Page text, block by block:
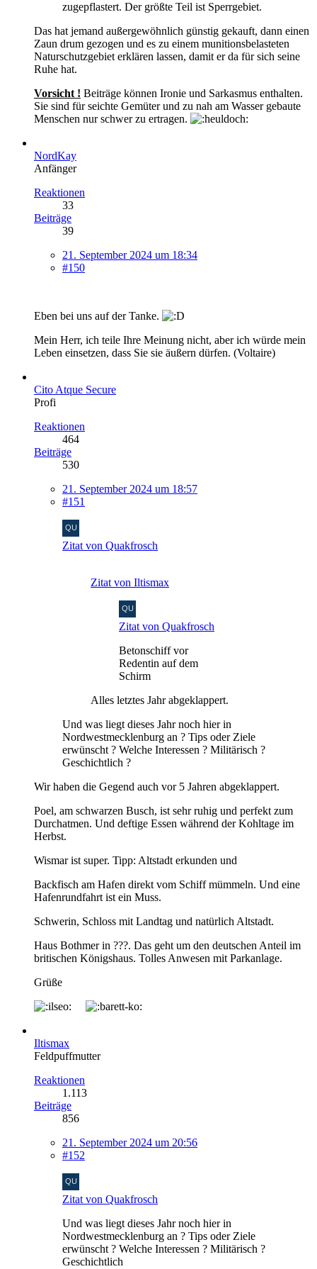
zugepflastert. Der größte Teil ist Sperrgebiet.
Das hat jemand außergewöhnlich günstig gekauft, dann einen
Zaun drum gezogen und es zu einem munitionsbelasteten
Naturschutzgebiet erklären lassen, damit er da für sich seine
Ruhe hat.
Vorsicht ! Beiträge können Ironie und Sarkasmus enthalten.
Sie sind für seichte Gemüter und zu nah am Wasser gebaute
Menschen nur schwer zu ertragen.
NordKay
Anfänger
Reaktionen
33
Beiträge
39
21. September 2024 um 18:34
#150
Eben bei uns auf der Tanke.
Mein Herr, ich teile Ihre Meinung nicht, aber ich würde mein
Leben einsetzen, dass Sie sie äußern dürfen. (Voltaire)
Cito Atque Secure
Profi
Reaktionen
464
Beiträge
530
21. September 2024 um 18:57
#151
Zitat von Quakfrosch
Zitat von Iltismax
Zitat von Quakfrosch
Betonschiff vor
Redentin auf dem
Schirm
Alles letztes Jahr abgeklappert.
Und was liegt dieses Jahr noch hier in
Nordwestmecklenburg an ? Tips oder Ziele
erwünscht ? Welche Interessen ? Militärisch ?
Geschichtlich ?
Wir haben die Gegend auch vor 5 Jahren abgeklappert.
Poel, am schwarzen Busch, ist sehr ruhig und perfekt zum
Durchatmen. Und deftige Essen während der Kohltage im
Herbst.
Wismar ist super. Tipp: Altstadt erkunden und
Backfisch am Hafen direkt vom Schiff mümmeln. Und eine
Hafenrundfahrt ist ein Muss.
Schwerin, Schloss mit Landtag und natürlich Altstadt.
Haus Bothmer in ???. Das geht um den deutschen Anteil im
britischen Königshaus. Tolles Anwesen mit Parkanlage.
Grüße
Iltismax
Feldpuffmutter
Reaktionen
1.113
Beiträge
856
21. September 2024 um 20:56
#152
Zitat von Quakfrosch
Und was liegt dieses Jahr noch hier in
Nordwestmecklenburg an ? Tips oder Ziele
erwünscht ? Welche Interessen ? Militärisch ?
Geschichtlich